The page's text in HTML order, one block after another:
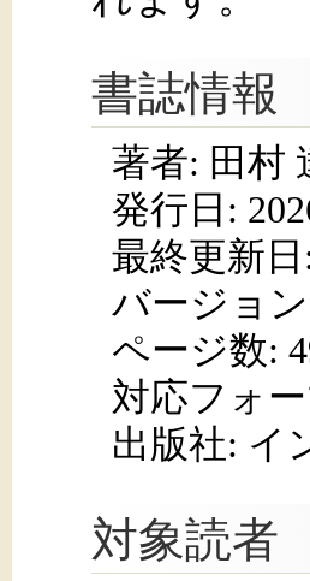
書誌情報
著者: 田村
発行日:
最終更新日
バージョ
ページ数:
対応フォ
出版社: イ
対象読者